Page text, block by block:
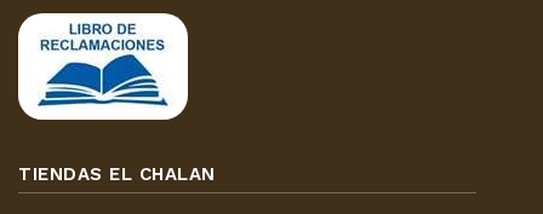
TIENDAS EL CHALAN